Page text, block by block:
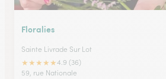
Floralies
Sainte Livrade Sur Lot
★★★★★4.9 (36)
59, rue Nationale